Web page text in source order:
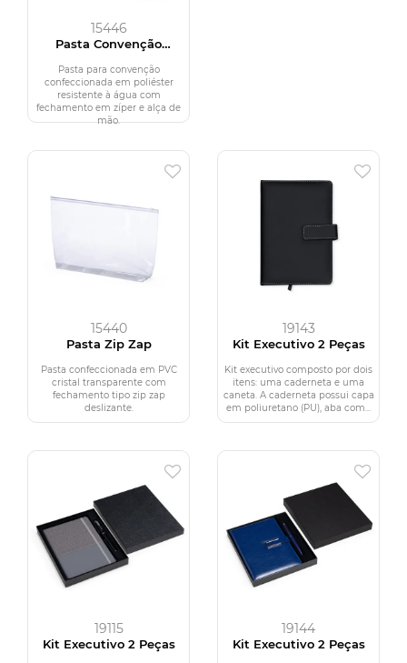
15446
Pasta Convenção
Pasta para convenção
confeccionada em poliéster
resistente à água com
fechamento em zíper e alça de
mão.
15440
Pasta Zip Zap
Pasta confeccionada em PVC
cristal transparente com
fechamento tipo zip zap
deslizante.
19143
Kit Executivo 2 Peças
Kit executivo composto por dois
itens: uma caderneta e uma
caneta. A caderneta possui capa
em poliuretano (PU), aba com...
19115
Kit Executivo 2 Peças
19144
Kit Executivo 2 Peças